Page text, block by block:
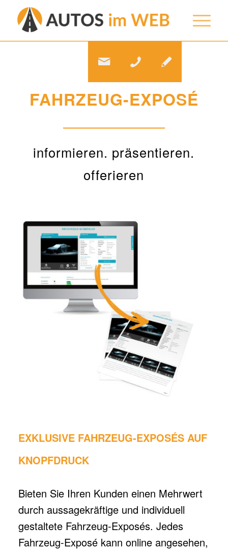
FAHRZEUG-EXPOSÉ
informieren. präsentieren.
offerieren
EXKLUSIVE FAHRZEUG-EXPOSÉS AUF
KNOPFDRUCK
Bieten Sie Ihren Kunden einen Mehrwert
durch aussagekräftige und individuell
gestaltete Fahrzeug-Exposés. Jedes
Fahrzeug-Exposé kann online angesehen,